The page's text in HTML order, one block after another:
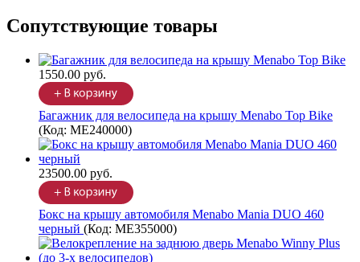
Сопутствующие товары
1550.00 руб.
Багажник для велосипеда на крышу Menabo Top Bike
(Код: ME240000)
23500.00 руб.
Бокс на крышу автомобиля Menabo Mania DUO 460
черный (Код: ME355000)